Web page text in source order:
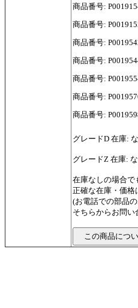
商品番号:
商品番号:
商品番号:
商品番号:
商品番号:
商品番号:
商品番号:
グレードD 在庫:
グレードZ 在庫:
在庫なしの場合で
正確な在庫・価格
(お電話での部品
そちらからお問